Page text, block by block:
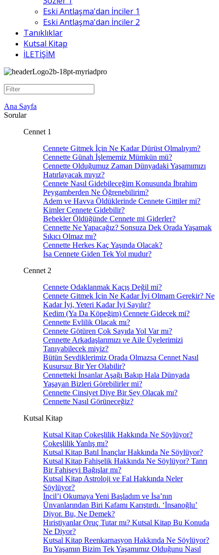
Eski Antlaşma'dan İnciler 1
Eski Antlaşma'dan İnciler 2
Tanıklıklar
Kutsal Kitap
İLETİŞİM
Ana Sayfa
Sorular
Cennet 1
Cennete Gitmek İçin Ne Kadar Dürüst Olmalıyım?
Cennette Günah İşlememiz Mümkün mü?
Cennette Olduğumuz Zaman Dünyadaki Yaşamımızı
Hatırlayacak mıyız?
Cennete Nasıl Gidebileceğim Konusunda İbrahim
Peygamberden Ne Öğrenebilirim?
Adem ve Havva Öldüklerinde Cennete Gittiler mi?
Kimler Cennete Gidebilir?
Bebekler Öldüğünde Cennete mi Giderler?
Cennette Ne Yapacağız? Sonsuza Dek Orada Yaşamak
Sıkıcı Olmaz mı?
Cennette Herkes Kaç Yaşında Olacak?
İsa Cennete Giden Tek Yol mudur?
Cennet 2
Cennete Odaklanmak Kaçış Değil mi?
Cennete Gitmek İçin Ne Kadar İyi Olmam Gerekir? Ne
Kadar İyi, Yeteri Kadar İyi Sayılır?
Kedim (Ya Da Köpeğim) Cennete Gidecek mi?
Cennette Evlilik Olacak mı?
Cennete Götüren Çok Sayıda Yol Var mı?
Cennette Arkadaşlarımızı ve Aile Üyelerimizi
Tanıyabilecek miyiz?
Bütün Sevdiklerimiz Orada Olmazsa Cennet Nasıl
Kusursuz Bir Yer Olabilir?
Cennetteki İnsanlar Aşağı Bakıp Hala Dünyada
Yaşayan Bizleri Görebilirler mi?
Cennette Cinsiyet Diye Bir Şey Olacak mı?
Cennette Nasıl Görüneceğiz?
Kutsal Kitap
Kutsal Kitap Çokeşlilik Hakkında Ne Söylüyor?
Çokeşlilik Yanlış mı?
Kutsal Kitap Batıl İnançlar Hakkında Ne Söylüyor?
Kutsal Kitap Fahişelik Hakkında Ne Söylüyor? Tanrı
Bir Fahişeyi Bağışlar mı?
Kutsal Kitap Astroloji ve Fal Hakkında Neler
Söylüyor?
İncil’i Okumaya Yeni Başladım ve İsa’nın
Ünvanlarından Biri Kafamı Karıştırdı. ‘İnsanoğlu’
Diyor. Bu, Ne Demek?
Hıristiyanlar Oruç Tutar mı? Kutsal Kitap Bu Konuda
Ne Diyor?
Kutsal Kitap Reenkarnasyon Hakkında Ne Söylüyor?
Bu Yaşamın Bizim Tek Yaşamımız Olduğunu Nasıl